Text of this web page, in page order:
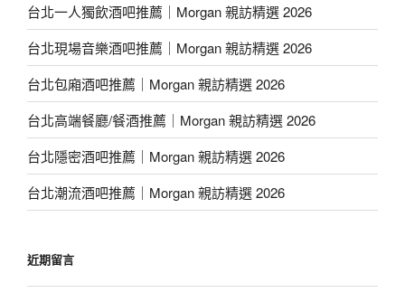
台北一人獨飲酒吧推薦｜Morgan 親訪精選 2026
台北現場音樂酒吧推薦｜Morgan 親訪精選 2026
台北包廂酒吧推薦｜Morgan 親訪精選 2026
台北高端餐廳/餐酒推薦｜Morgan 親訪精選 2026
台北隱密酒吧推薦｜Morgan 親訪精選 2026
台北潮流酒吧推薦｜Morgan 親訪精選 2026
近期留言